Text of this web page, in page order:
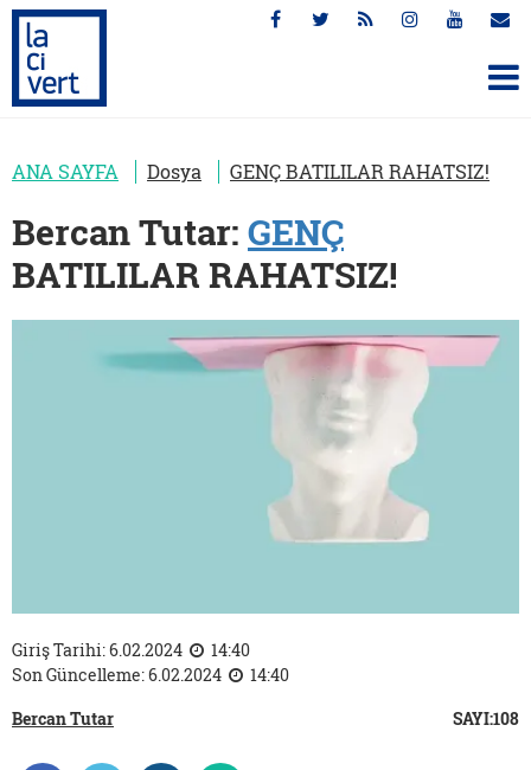
ANA SAYFA Dosya GENÇ BATILILAR RAHATSIZ!
Bercan Tutar: GENÇ
BATILILAR RAHATSIZ!
Giriş Tarihi: 6.02.2024
14:40
Son Güncelleme: 6.02.2024
14:40
Bercan Tutar
SAYI:108